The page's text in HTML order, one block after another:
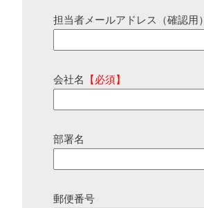
担当者メールアドレス（確認用）
会社名 【必須】
部署名
郵便番号